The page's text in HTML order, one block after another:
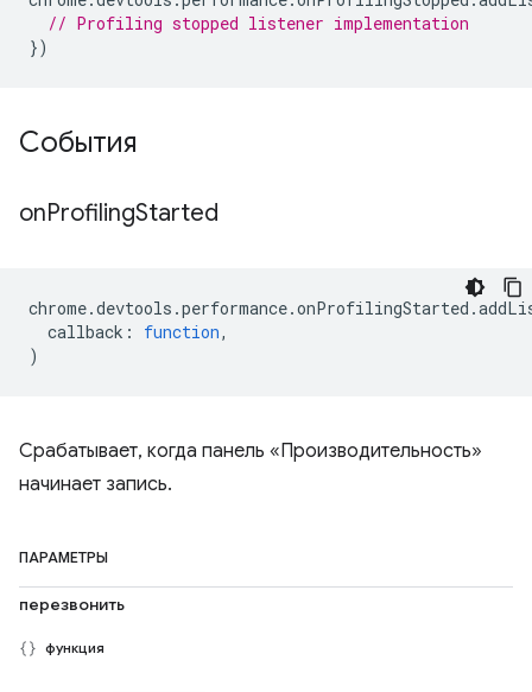
// Profiling stopped listener implementation
})
События
onProfilingStarted
chrome.devtools .performance.onProfilingStarted .
callback : function,
)
Срабатывает, когда панель «Производительность»
начинает запись.
ПАРАМЕТРЫ
перезвонить
функция